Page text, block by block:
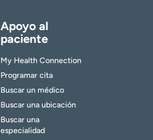
Apoyo al
paciente
My Health Connection
Programar cita
Buscar un médico
Buscar una ubicación
Buscar una
especialidad